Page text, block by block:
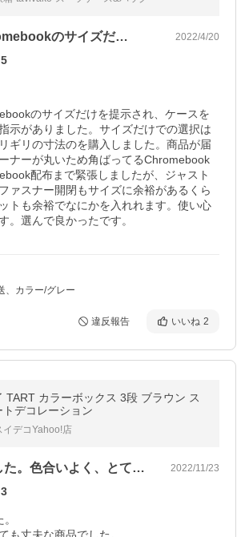
Chromebook
のサイズだ… 2022/4/20
5
のサイズだけを提示され、ケースを
示がありました。サイズだけでの選択は
ギリの寸法のを購入しました。商品が届
ナーが丸いため角ばってるChromebook
配布まで緊張しましたが、ジャスト
ァスナー開閉もサイズに余裕があるくら
トも余裕でなにかを入れれます。使い心
。選んで良かったです。
、カラー/グレー
違反報告 いいね 2
TART カラーボックス 3段 ブラウン ス
トデコレーション
イデコYahoo!店
2つ購入しました。色合いよく、とても丈… 2022/11/23
3